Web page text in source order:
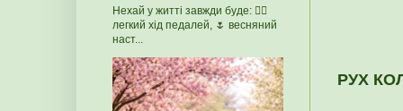
РУХ
Нехай у житті завжди буде: 🚴‍♀️
легкий хід педалей, 🌷 весняний
наст...